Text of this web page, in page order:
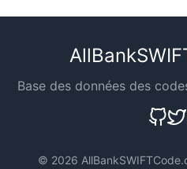
Base des données des
© 2026